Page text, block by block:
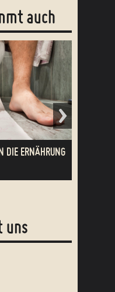
auch
MIT DEM
(AIP)
uns